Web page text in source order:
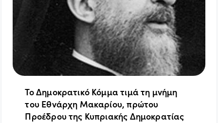
Το Δημοκρατικό Κόμμα τιμά τη μνήμη
του Εθνάρχη Μακαρίου, πρώτου
Προέδρου της Κυπριακής Δημοκρατίας